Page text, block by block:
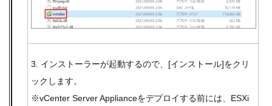
3. インストーラーが起動するので、 [インストール]をクリ
ックします。
※vCenter Server Applianceをデプロイする前には、 ESXi